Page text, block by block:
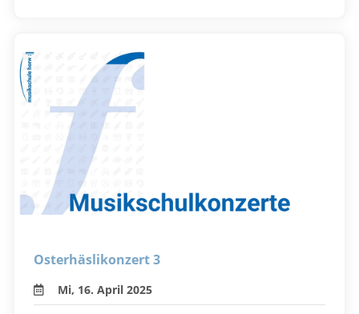
Osterhäslikonzert 3
Mi, 16. April 2025